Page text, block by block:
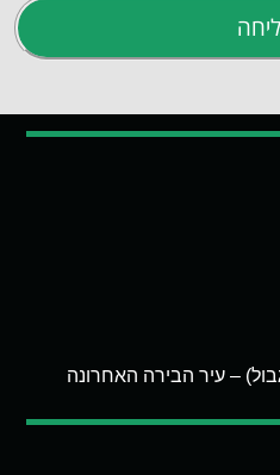
– עיר הבירה האחרונה